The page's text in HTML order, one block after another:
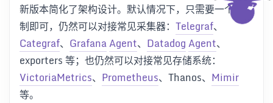
新版本简化了架构设计。默认情况下，只需要一个二进
制即可，仍然可以对接常见采集器： Telegraf、
Categraf、 GrafanaAgent、 DatadogAgent、
exporters 等；也仍然可以对接常见存储系统：
VictoriaMetrics、 Prometheus、Thanos、 Mimir
等。